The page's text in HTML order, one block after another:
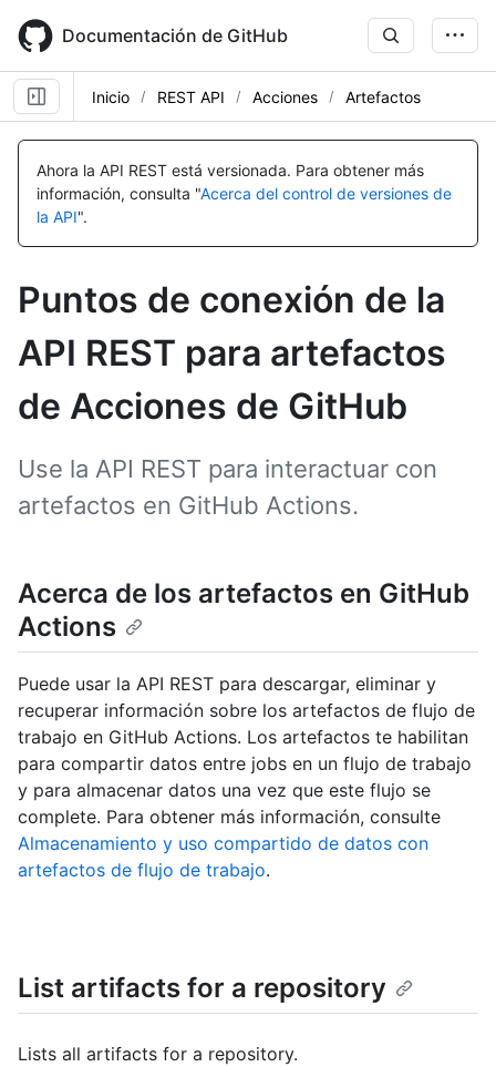
main
content
Documentación de GitHub
Inicio REST API Acciones Artefactos
Ahora la API REST está versionada. Para obtener más
información, consulta "Acerca del control de versiones de
la API".
Puntos de conexión de la
API REST para artefactos
de Acciones de GitHub
Use la API REST para interactuar con
artefactos en GitHub Actions.
Acerca de los artefactos en GitHub
Actions
Puede usar la API REST para descargar, eliminar y
recuperar información sobre los artefactos de flujo de
trabajo en GitHub Actions. Los artefactos te habilitan
para compartir datos entre jobs en un flujo de trabajo
y para almacenar datos una vez que este flujo se
complete. Para obtener más información, consulte
Almacenamiento y uso compartido de datos con
artefactos de flujo de trabajo.
List artifacts for a repository
Lists all artifacts for a repository.
Nombre,
Tipo,
Descripción
Nombre,
Tipo,
Descripción
Nombre,
Tipo,
Descripción
Nombre,
Tipo,
Descripción
Nombre,
Tipo,
Descripción
Nombre,
Tipo,
Descripción
Nombre,
Tipo,
Descripción
Nombre,
Tipo,
Descripción
Nombre,
Tipo,
Descripción
Nombre,
Tipo,
Descripción
Nombre,
Tipo,
Descripción
Nombre,
Tipo,
Descripción